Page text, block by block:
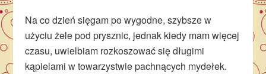
Na co dzień sięgam po wygodne, szybsze w
użyciu żele pod prysznic, jednak kiedy mam więcej
czasu, uwielbiam rozkoszować się długimi
kąpielami w towarzystwie pachnących mydełek.